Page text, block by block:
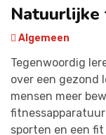
Natuurlijke
Algemeen
Tegenwoordig
over een gezond
mensen meer
sporten en een fit